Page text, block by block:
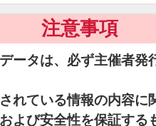
注意事項
ータは、必ず主催者発
れている情報の内容に
よび安全性を保証する